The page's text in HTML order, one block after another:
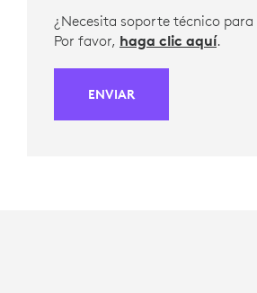
¿Necesita soporte técnico
Por favor, haga clic aquí.
ENVIAR